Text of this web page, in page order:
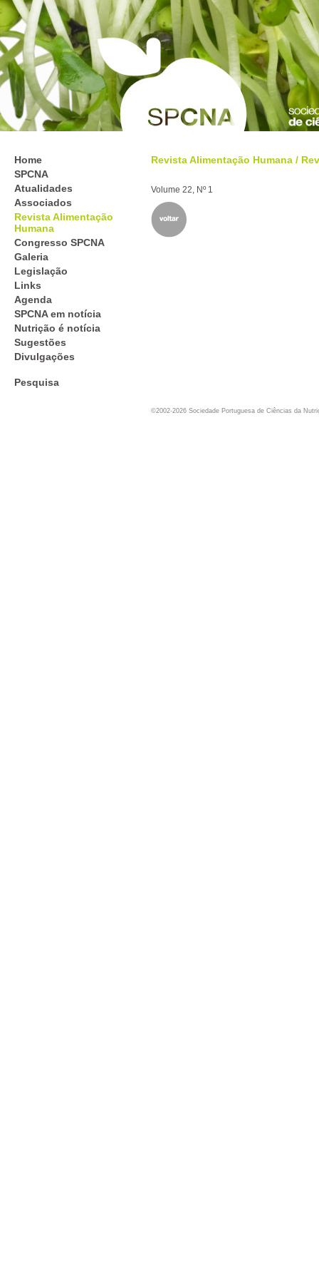
Home
SPCNA
Atualidades
Associados
Revista Alimentação
Humana
Congresso SPCNA
Galeria
Legislação
Links
Agenda
SPCNA em notícia
Nutrição é notícia
Sugestões
Divulgações
Pesquisa
Revista Alimentação Humana /
Volume 22, Nº 1
©2002-2026 Sociedade Portuguesa de Ciências da